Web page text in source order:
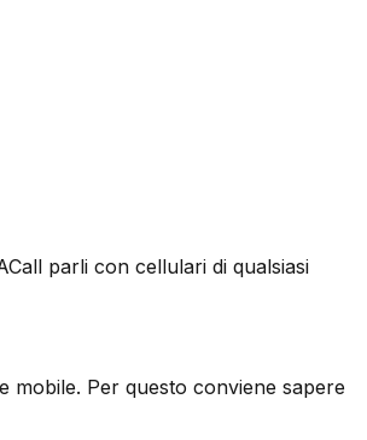
parli con cellulari di qualsiasi
Per questo conviene sapere